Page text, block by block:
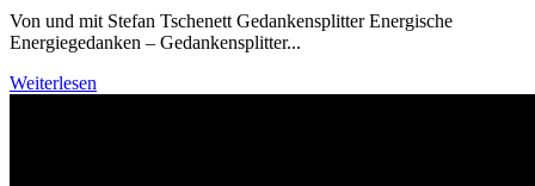
Von und mit Stefan Tschenett Gedankensplitter Energische
Energiegedanken – Gedankensplitter...
Weiterlesen